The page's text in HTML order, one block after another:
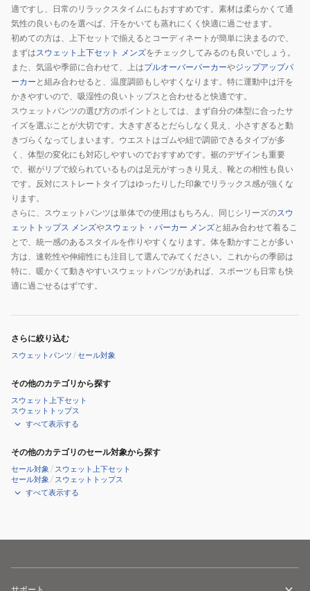
適ですし、日常のリラックスタイムにもおすすめです。素材は柔らかくて通
気性の良いものを選べば、汗をかいても蒸れにくく快適に過ごせます。
初めての方は、上下セットで揃えるとコーディネートが簡単に決まるので、
まずはスウェット上下セット メンズをチェックしてみるのも良いでしょう。
また、気温や季節に合わせて、上はプルオーバーパーカーやジップアップパ
ーカー と組み合わせると、温度調節もしやすくなります。特に運動中は汗を
かきやすいので、吸湿性の良いトップスと合わせると快適です。
スウェットパンツの選び方のポイントとしては、まず自分の体型に合ったサ
イズを選ぶことが大切です。大きすぎるとだらしなく見え、小さすぎると動
きづらくなってしまいます。ウエストはゴムや紐で調節できるタイプが多
く、体型の変化にも対応しやすいのでおすすめです。裾のデザインも重要
で、裾がリブで絞られているものは足元がすっきり見え、靴との相性も良い
です。反対にストレートタイプはゆったりした印象でリラックス感が強くな
ります。
さらに、スウェットパンツは単体での使用はもちろん、同じシリーズのスウ
ェットトップス メンズやスウェット・パーカー メンズと組み合わせて着るこ
とで、統一感のあるスタイルを作りやすくなります。体を動かすことが多い
方は、速乾性や伸縮性にも注目して選んでみてください。これからの季節は
特に、暖かくて動きやすいスウェットパンツがあれば、スポーツも日常も快
適に過ごせるはずです。
さらに絞り込む
スウェットパンツ /セール対象
その他のカテゴリから探す
スウェット上下セット
スウェットトップス
すべて表示する
その他のカテゴリのセール対象から探す
セール対象 / スウェット上下セット
セール対象 / スウェットトップス
すべて表示する